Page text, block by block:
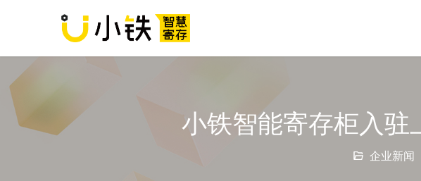
小铁智能寄存柜入驻
企业新闻